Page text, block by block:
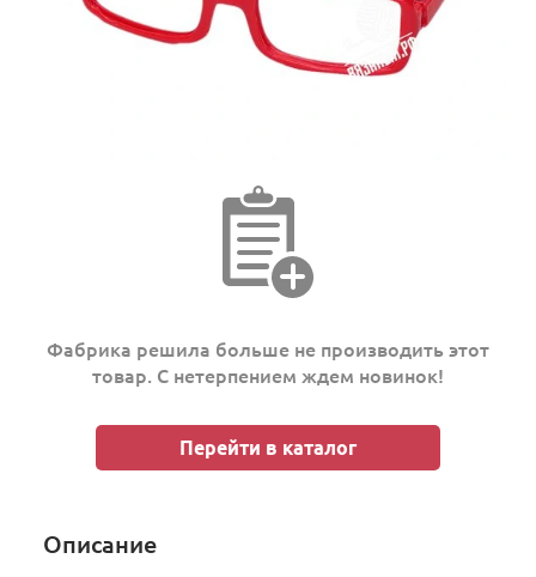
Фабрика решила больше не производить этот
товар. С нетерпением ждем новинок!
Перейти в каталог
Описание